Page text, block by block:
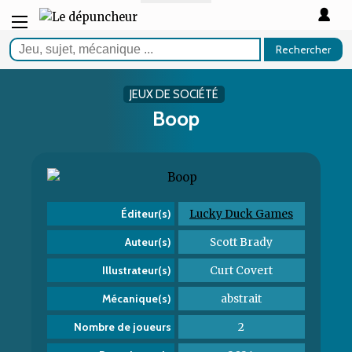
Rechercher
JEUX DE SOCIÉTÉ
Boop
Éditeur(s) Lucky Duck Games
Auteur(s) Scott Brady
Illustrateur(s) Curt Covert
Mécanique(s) abstrait
Nombre de joueurs 2